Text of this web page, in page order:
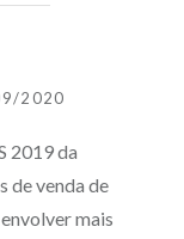
2020
2019 da
de venda de
mais